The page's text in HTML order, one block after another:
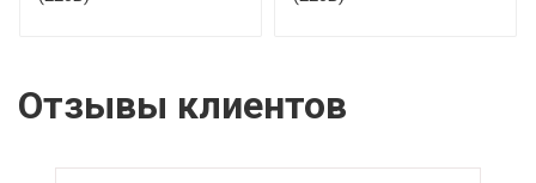
Отзывы клиентов